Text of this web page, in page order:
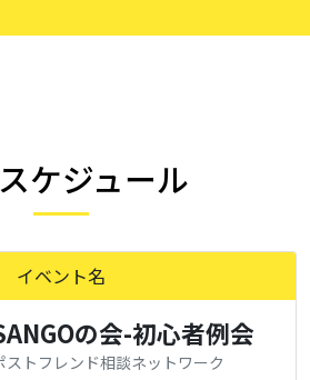
ケジュール
イベント名
の会-初心者例会
トフレンド相談ネットワーク